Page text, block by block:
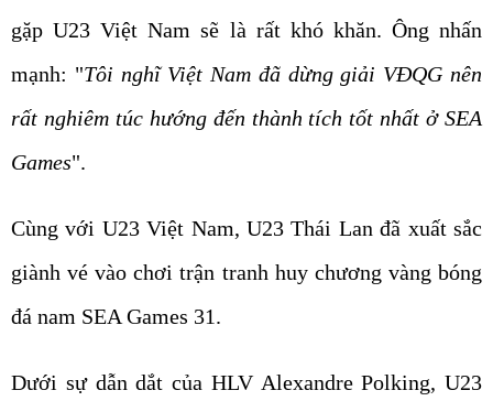
gặp U23 Việt Nam sẽ là rất khó khăn. Ông nhấn
mạnh: "Tôi nghĩ Việt Nam đã dừng giải VĐQG nên
rất nghiêm túc hướng đến thành tích tốt nhất ở SEA
Games".
Cùng với U23 Việt Nam, U23 Thái Lan đã xuất sắc
giành vé vào chơi trận tranh huy chương vàng bóng
đá nam SEA Games 31.
Dưới sự dẫn dắt của HLV Alexandre Polking, U23